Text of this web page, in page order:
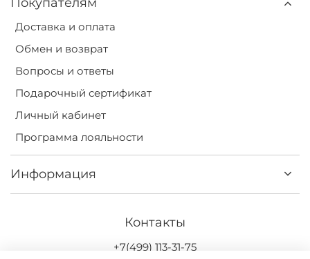
Доставка и оплата
Обмен и возврат
Вопросы и ответы
Подарочный сертификат
Личный кабинет
Программа лояльности
Информация
Контакты
+7(499) 113-31-75